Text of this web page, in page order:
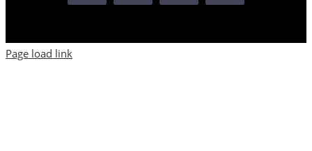
Page load link